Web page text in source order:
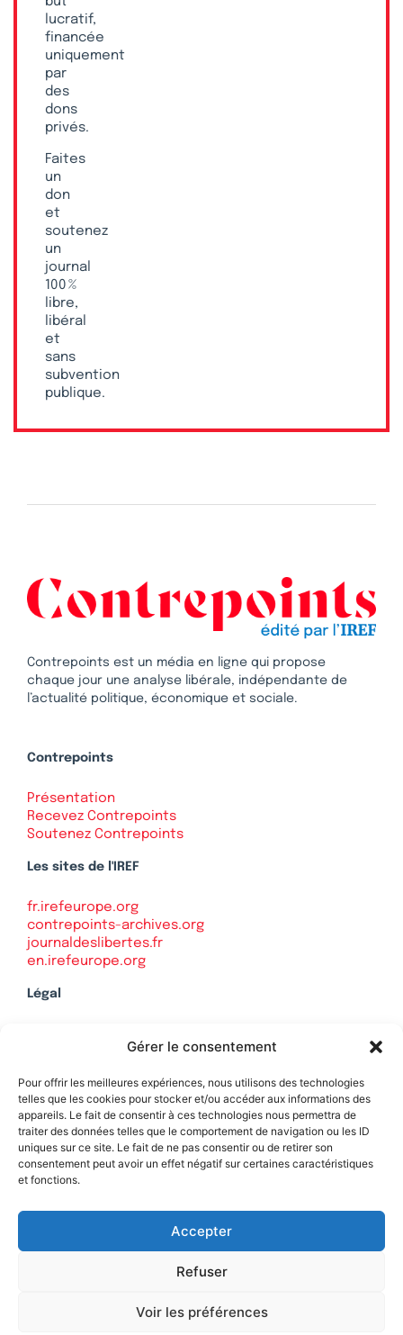
Gérer le consentement
Pour offrir les meilleures expériences, nous utilisons des technologies
telles que les cookies pour stocker et/ou accéder aux informations des
appareils. Le fait de consentir à ces technologies nous permettra de
traiter des données telles que le comportement de navigation ou les ID
uniques sur ce site. Le fait de ne pas consentir ou de retirer son
consentement peut avoir un effet négatif sur certaines caractéristiques
et fonctions.
Accepter
Refuser
Voir les préférences
lucratif,
financée
uniquement
par
des
dons
privés.
Faites
un
don
et
soutenez
un
journal
100 %
libre,
libéral
et
sans
subvention
publique.
Contrepoints est un média en ligne qui propose
chaque jour une analyse libérale, indépendante de
l’actualité politique, économique et sociale.
Contrepoints
Présentation
Recevez Contrepoints
Soutenez Contrepoints
Les sites de l'IREF
fr.irefeurope.org
contrepoints-archives.org
journaldeslibertes.fr
en.irefeurope.org
Légal
Politique de confidentialité
Contact
Soutenez Contrepoints